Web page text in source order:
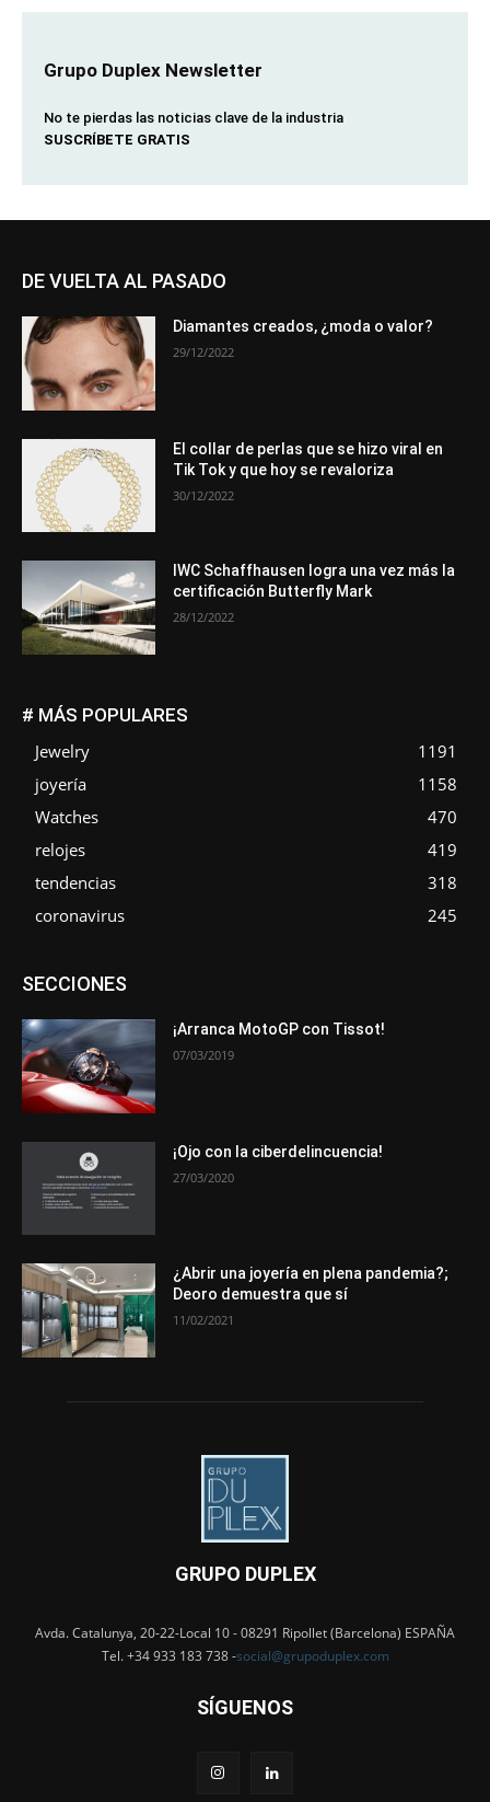
Grupo Duplex Newsletter
No te pierdas las noticias clave de la industria
SUSCRÍBETE GRATIS
DE VUELTA AL PASADO
Diamantes creados, ¿moda o valor?
29/12/2022
El collar de perlas que se hizo viral en
Tik Tok y que hoy se revaloriza
30/12/2022
IWC Schaffhausen logra una vez más la
certificación Butterfly Mark
28/12/2022
# MÁS POPULARES
Jewelry
1191
joyería
1158
Watches
470
relojes
419
tendencias
318
coronavirus
245
SECCIONESAsociaciones
Novedades
Opiniones Premios Secciones
¡Arranca MotoGP con Tissot!
07/03/2019
¡Ojo con la ciberdelincuencia!
27/03/2020
¿Abrir una joyería en plena pandemia?;
Deoro demuestra que sí
11/02/2021
GRUPO DUPLEX
Avda. Catalunya, 20-22-Local 10 - 08291 Ripollet (Barcelona) ESPAÑA
Tel. +34 933 183 738 -social@grupoduplex.com
SÍGUENOS